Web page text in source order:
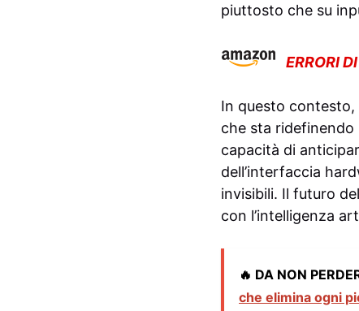
piuttosto che su
ERRORI
In questo contesto,
che sta ridefinendo
capacità di
dell’interfaccia
invisibili. Il futuro
con l’intelligenza
🔥 DA NON
che elimina ogni